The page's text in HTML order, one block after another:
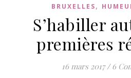
BRUXELLES,
S’habiller
premières
16 mars 2017 / 6